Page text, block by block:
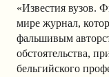
«Известия вузов.
мире журнал,
фальшивым
обстоятельства,
бельгийского